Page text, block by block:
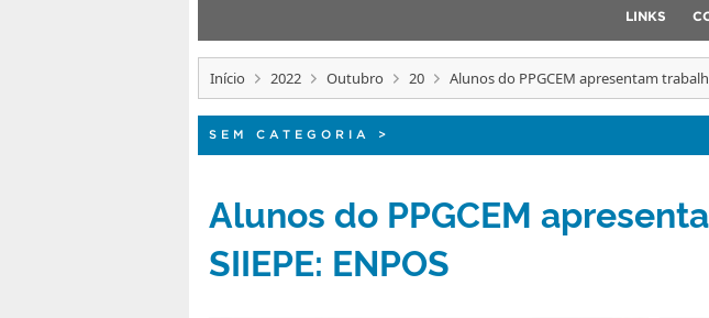
LINKS
Início 2022 Outubro 20 Alunos do PPGCEM apresentam
SEM CATEGORIA >
Alunos do PPGCEM
SIIEPE: ENPOS